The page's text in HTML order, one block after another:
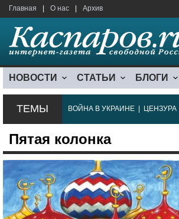
Главная О нас Архив
НОВОСТИ СТАТЬИ БЛОГИ
ТЕМЫ ВОЙНА В УКРАИНЕ ЦЕНЗУРА
Пятая колонка